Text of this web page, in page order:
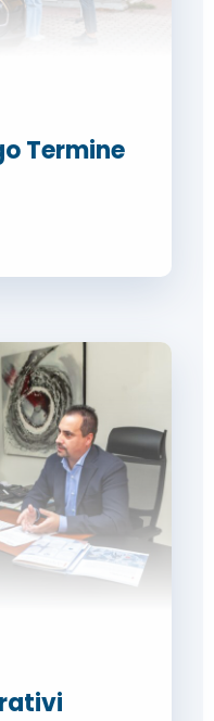
Termine